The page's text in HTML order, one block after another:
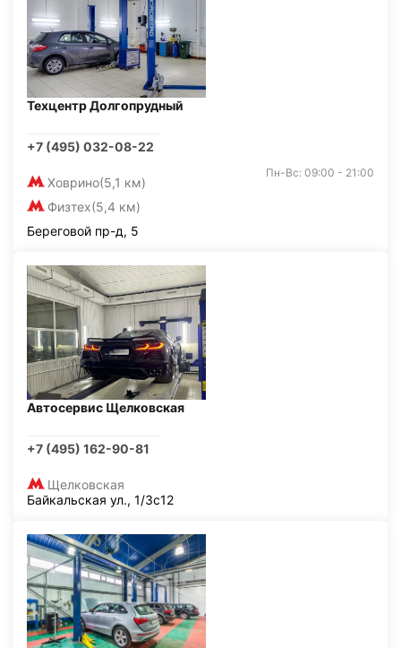
Техцентр Долгопрудный
+7 (495) 032-08-22
Ховрино(5,1 км)
Физтех(5,4 км)
Пн-Вс: 09:00 - 21:00
Береговой пр-д, 5
Автосервис Щелковская
+7 (495) 162-90-81
Щелковская
Байкальская ул., 1/3с12